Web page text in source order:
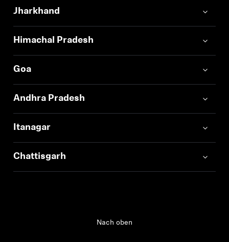
Jharkhand
Himachal Pradesh
Goa
Andhra Pradesh
Itanagar
Chattisgarh
Nach oben